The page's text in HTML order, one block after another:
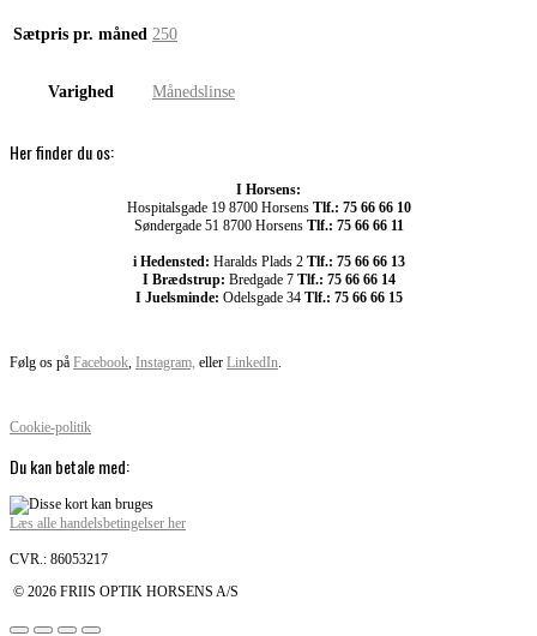
Sætpris pr. måned 250
Varighed Månedslinse
Her finder du os:
I Horsens:
Hospitalsgade 19 8700 Horsens Tlf.: 75 66 66 10
Søndergade 51 8700 Horsens Tlf.: 75 66 66 11
i Hedensted: Haralds Plads 2 Tlf.: 75 66 66 13
I Brædstrup: Bredgade 7 Tlf.: 75 66 66 14
I Juelsminde: Odelsgade 34 Tlf.: 75 66 66 15
Følg os på Facebook, Instagram, eller LinkedIn.
Cookie-politik
Du kan betale med:
Læs alle handelsbetingelser her
CVR.: 86053217
© 2026 FRIIS OPTIK HORSENS A/S